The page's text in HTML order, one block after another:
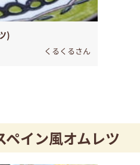
)
くるくるさん
イン風オムレツ